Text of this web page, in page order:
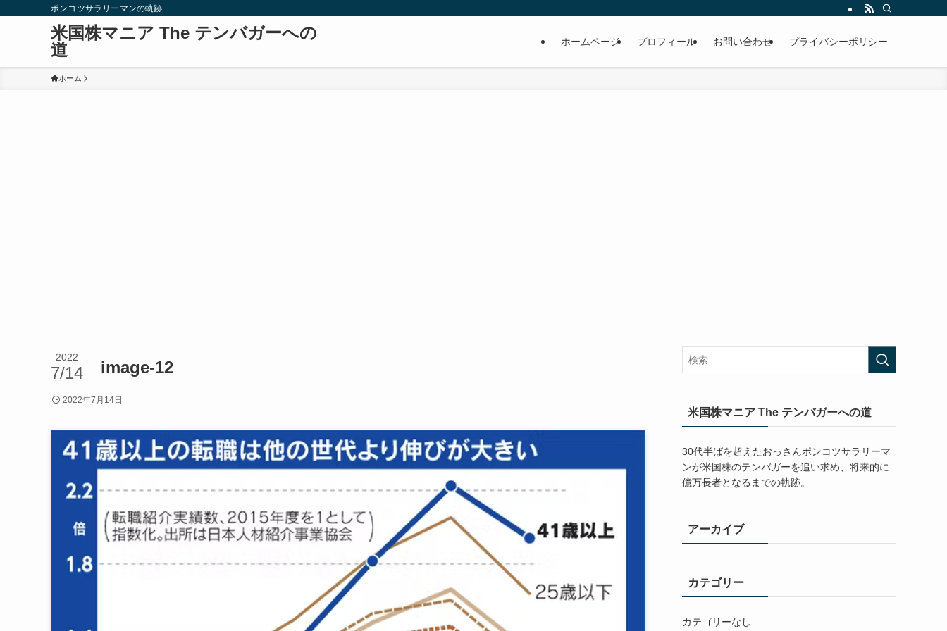
ポンコツサラリーマンの軌跡
米国株マニア The テンバガーへの
道
ホームページ プロフィール お問い合わせ プライバシーポリシー
ホーム
image-12
2022
7/14
2022年7月14日
米国株マニア The テンバガーへの道
30代半ばを超えたおっさんポンコツサラリーマ
ンが米国株のテンバガーを追い求め、将来的に
億万長者となるまでの軌跡。
アーカイブ
カテゴリー
カテゴリーなし